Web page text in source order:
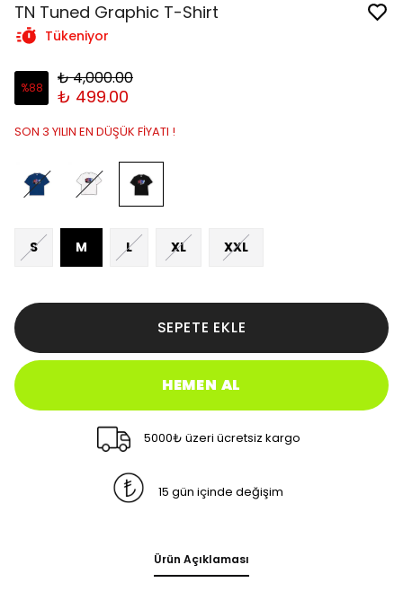
TN Tuned Graphic T-Shirt
Tükeniyor
%88 ₺ 4,000.00
₺ 499.00
SON 3 YILIN EN DÜŞÜK FİYATI !
S M L XL XXL
SEPETE EKLE
HEMEN AL
5000₺ üzeri ücretsiz kargo
15 gün içinde değişim
Ürün Açıklaması